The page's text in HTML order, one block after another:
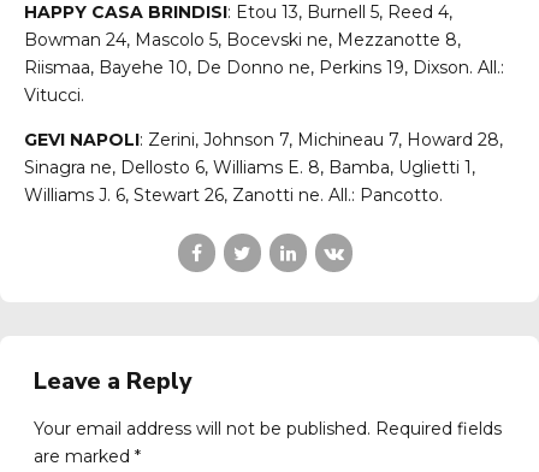
HAPPY CASA BRINDISI: Etou 13, Burnell 5, Reed 4,
Bowman 24, Mascolo 5, Bocevski ne, Mezzanotte 8,
Riismaa, Bayehe 10, De Donno ne, Perkins 19, Dixson. All.:
Vitucci.
GEVI NAPOLI: Zerini, Johnson 7, Michineau 7, Howard 28,
Sinagra ne, Dellosto 6, Williams E. 8, Bamba, Uglietti 1,
Williams J. 6, Stewart 26, Zanotti ne. All.: Pancotto.
Leave a Reply
Your email address will not be published. Required fields
are marked *